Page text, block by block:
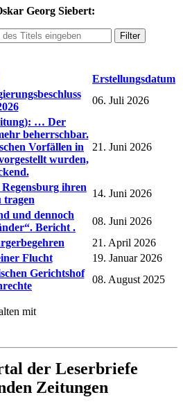
Georg Siebert:
Filter
Erstellungsdatum
06. Juli 2026
… Der
beherrschbar.
Vorfällen in
wurden,
21. Juni 2026
ihren
tragen
14. Juni 2026
und dennoch
Bericht .
08. Juni 2026
21. April 2026
Flucht
19. Januar 2026
Gerichtshof
08. August 2025
mit
der Leserbriefe
Zeitungen